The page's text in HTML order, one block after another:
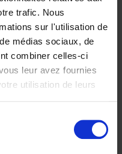
trafic. Nous
sur l'utilisation de
médias sociaux, de
combiner celles-ci
leur avez fournies
utilisation de leurs
De Feyter
Carolien Boom
2025 200